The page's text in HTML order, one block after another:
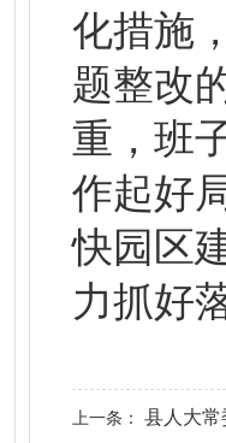
化措施
题整改
重，班
作起好
快园区
力抓好
上一条： 县人大常